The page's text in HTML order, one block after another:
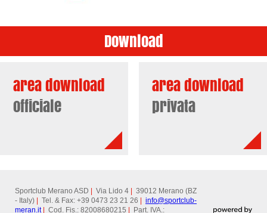
Download
area download
officiale
area download
privata
Sportclub Merano ASD Via Lido 4
39012 Merano (BZ
- Italy)
Tel. & Fax: +39 0473 23 21 26 info@sportclub-
meran.it
Cod. Fis.: 82008680215 Part. IVA.: